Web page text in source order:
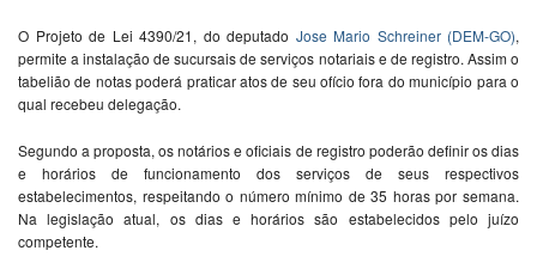
O Projeto de Lei 4390/21, do deputado Jose Mario Schreiner (DEM-GO),
permite a instalação de sucursais de serviços notariais e de registro. Assim o
tabelião de notas poderá praticar atos de seu ofício fora do município para o
qual recebeu delegação.
Segundo a proposta, os notários e oficiais de registro poderão definir os dias
e horários de funcionamento dos serviços de seus respectivos
estabelecimentos, respeitando o número mínimo de 35 horas por semana.
Na legislação atual, os dias e horários são estabelecidos pelo juízo
competente.